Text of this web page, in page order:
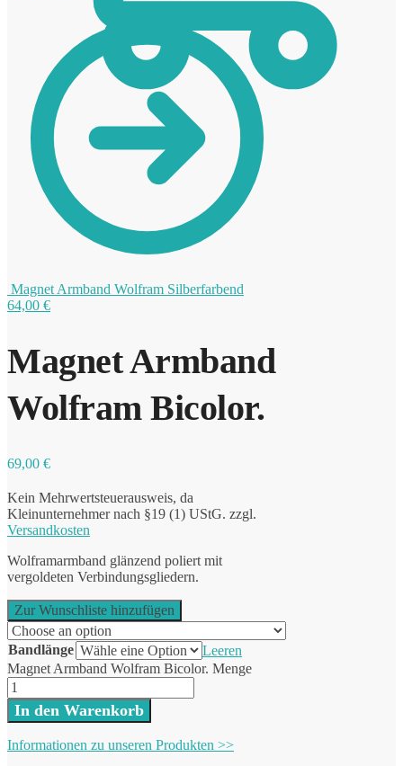
Magnet Armband Wolfram Silberfarbend
64,00 €
Magnet Armband
Wolfram Bicolor.
69,00 €
Kein Mehrwertsteuerausweis, da
Kleinunternehmer nach §19 (1) UStG. zzgl.
Versandkosten
Wolframarmband glänzend poliert mit
vergoldeten Verbindungsgliedern.
Zur Wunschliste hinzufügen
Bandlänge
Leeren
Magnet Armband Wolfram Bicolor. Menge
In den Warenkorb
Informationen zu unseren Produkten >>